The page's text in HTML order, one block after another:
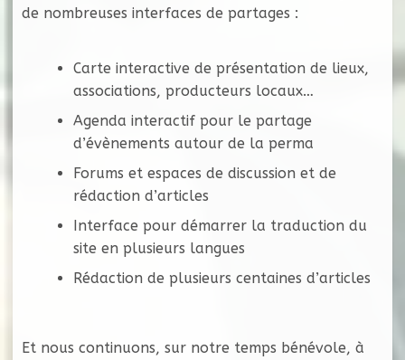
de nombreuses interfaces de partages :
Carte interactive de présentation de lieux,
associations, producteurs locaux…
Agenda interactif pour le partage
d’évènements autour de la perma
Forums et espaces de discussion et de
rédaction d’articles
Interface pour démarrer la traduction du
site en plusieurs langues
Rédaction de plusieurs centaines d’articles
Et nous continuons, sur notre temps bénévole, à